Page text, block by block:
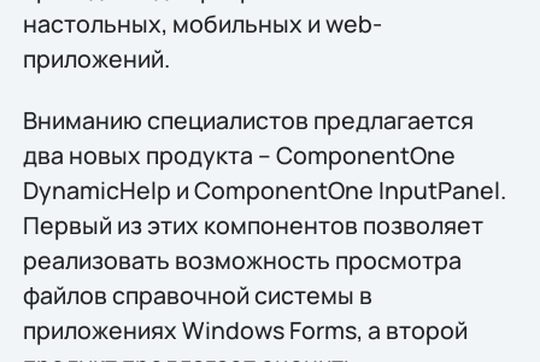
настольных, мобильных и web-
приложений.
Вниманию специалистов предлагается
два новых продукта – ComponentOne
DynamicHelp и ComponentOne InputPanel.
Первый из этих компонентов позволяет
реализовать возможность просмотра
файлов справочной системы в
приложениях Windows Forms, а второй